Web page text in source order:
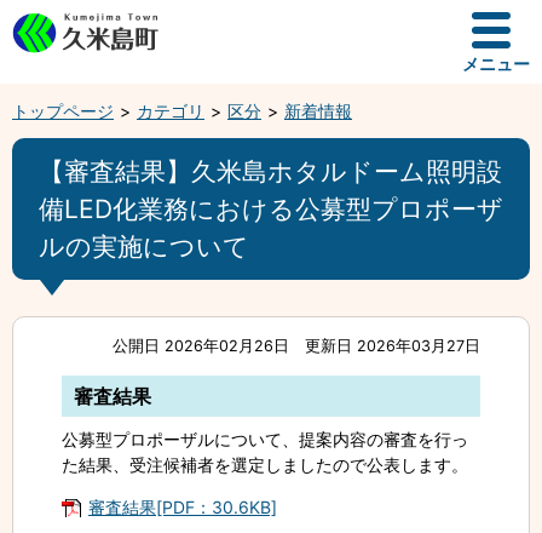
メニュー
トップページ カテゴリ 区分 新着情報
【審査結果】久米島ホタルドーム照明設
備LED化業務における公募型プロポーザ
ルの実施について
公開日 2026年02月26日 更新日 2026年03月27日
審査結果
公募型プロポーザルについて、提案内容の審査を行っ
た結果、受注候補者を選定しましたので公表します。
審査結果[PDF：30.6KB]